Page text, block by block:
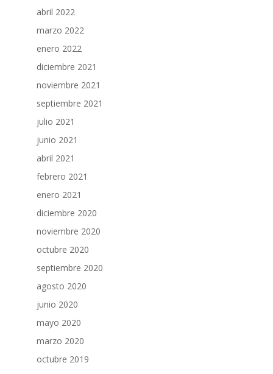
abril 2022
marzo 2022
enero 2022
diciembre 2021
noviembre 2021
septiembre 2021
julio 2021
junio 2021
abril 2021
febrero 2021
enero 2021
diciembre 2020
noviembre 2020
octubre 2020
septiembre 2020
agosto 2020
junio 2020
mayo 2020
marzo 2020
octubre 2019